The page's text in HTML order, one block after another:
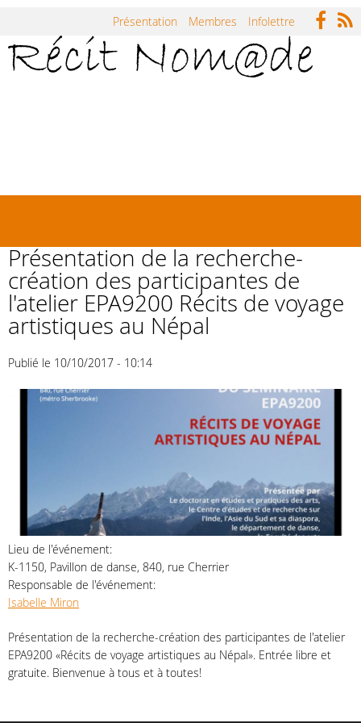
Jump to navigation
Présentation Membres Infolettre
Présentation de la recherche-
création des participantes de
l'atelier EPA9200 Récits de voyage
artistiques au Népal
Publié le 10/10/2017 - 10:14
Lieu de l'événement:
K-1150, Pavillon de danse, 840, rue Cherrier
Responsable de l'événement:
Isabelle Miron
Présentation de la recherche-création des participantes de l'atelier
EPA9200 «Récits de voyage artistiques au Népal». Entrée libre et
gratuite. Bienvenue à tous et à toutes!